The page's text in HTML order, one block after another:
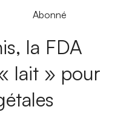
Abonné
la FDA
lait » pour